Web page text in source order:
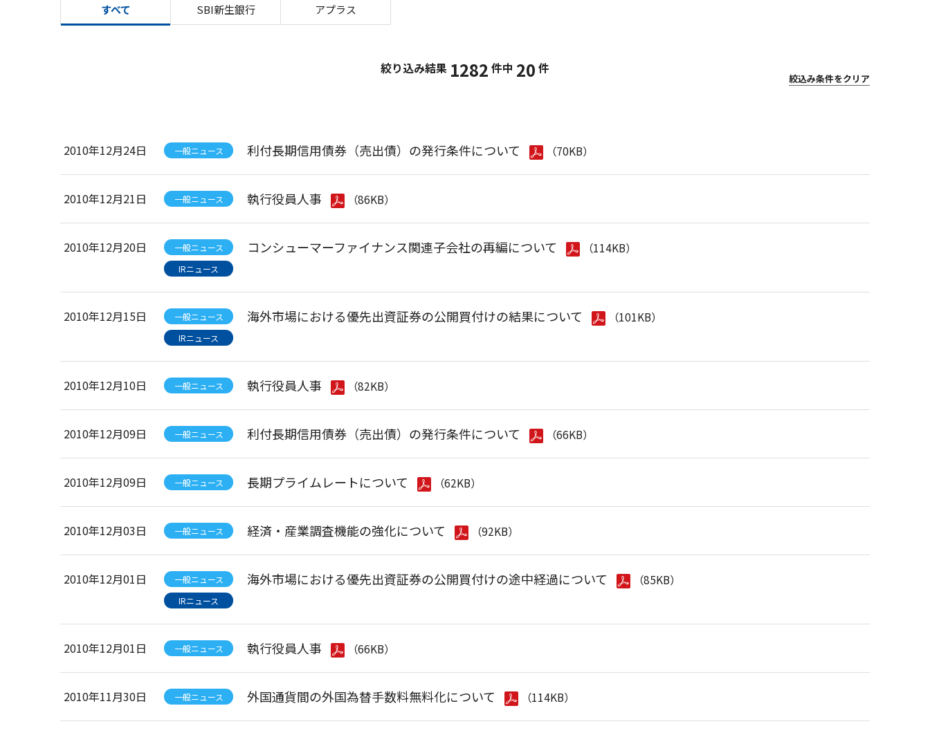
すべて SBI新生銀行 アプラス
絞込み条件をクリア
絞り込み結果 1282 件中 20 件
2010年12月24日 一般ニュース 利付長期信用債券（売出債）の発行条件について （70KB）
2010年12月21日 一般ニュース 執行役員人事 （86KB）
2010年12月20日
一般ニュース
IRニュース
コンシューマーファイナンス関連子会社の再編について （114KB）
2010年12月15日
一般ニュース
IRニュース
海外市場における優先出資証券の公開買付けの結果について （101KB）
2010年12月10日 一般ニュース 執行役員人事 （82KB）
2010年12月09日 一般ニュース 利付長期信用債券（売出債）の発行条件について （66KB）
2010年12月09日 一般ニュース 長期プライムレートについて （62KB）
2010年12月03日 一般ニュース 経済・産業調査機能の強化について （92KB）
2010年12月01日
一般ニュース
IRニュース
海外市場における優先出資証券の公開買付けの途中経過について （85KB）
2010年12月01日 一般ニュース 執行役員人事 （66KB）
2010年11月30日 一般ニュース 外国通貨間の外国為替手数料無料化について （114KB）